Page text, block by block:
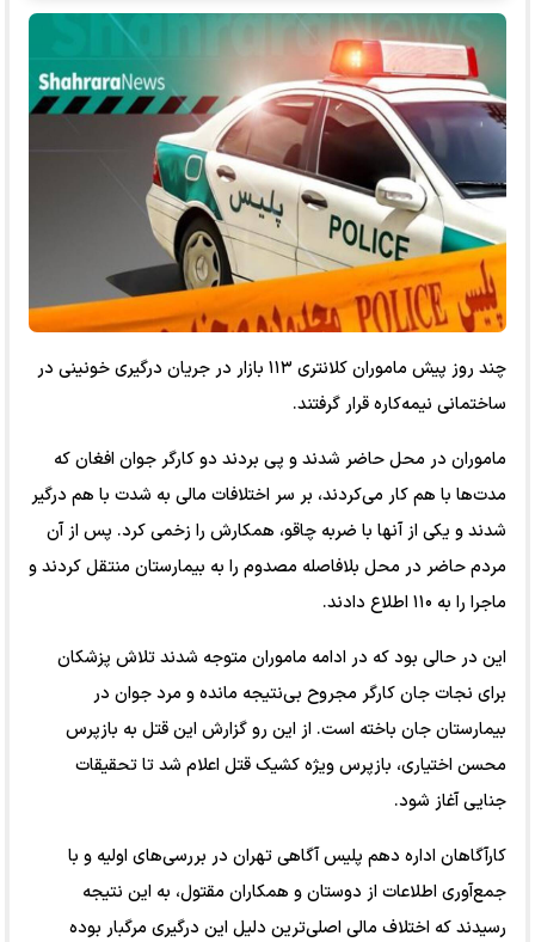
چند روز پیش ماموران کلانتری ۱۱۳ بازار در جریان درگیری خونینی در
ساختمانی نیمه‌کاره قرار گرفتند.
ماموران در محل حاضر شدند و پی بردند دو کارگر جوان افغان که
مدت‌ها با هم کار می‌کردند، بر سر اختلافات مالی به شدت با هم درگیر
شدند و یکی از آنها با ضربه چاقو، همکارش را زخمی کرد. پس از آن
مردم حاضر در محل بلافاصله مصدوم را به بیمارستان منتقل کردند و
ماجرا را به ۱۱۰ اطلاع دادند.
این در حالی بود که در ادامه ماموران متوجه شدند تلاش پزشکان
برای نجات جان کارگر مجروح بی‌نتیجه مانده و مرد جوان در
بیمارستان جان باخته است. از این رو گزارش این قتل به بازپرس
محسن اختیاری، بازپرس ویژه کشیک قتل اعلام شد تا تحقیقات
جنایی آغاز شود.
کارآگاهان اداره دهم پلیس آگاهی تهران در بررسی‌های اولیه و با
جمع‌آوری اطلاعات از دوستان و همکاران مقتول، به این نتیجه
رسیدند که اختلاف مالی اصلی‌ترین دلیل این درگیری مرگبار بوده